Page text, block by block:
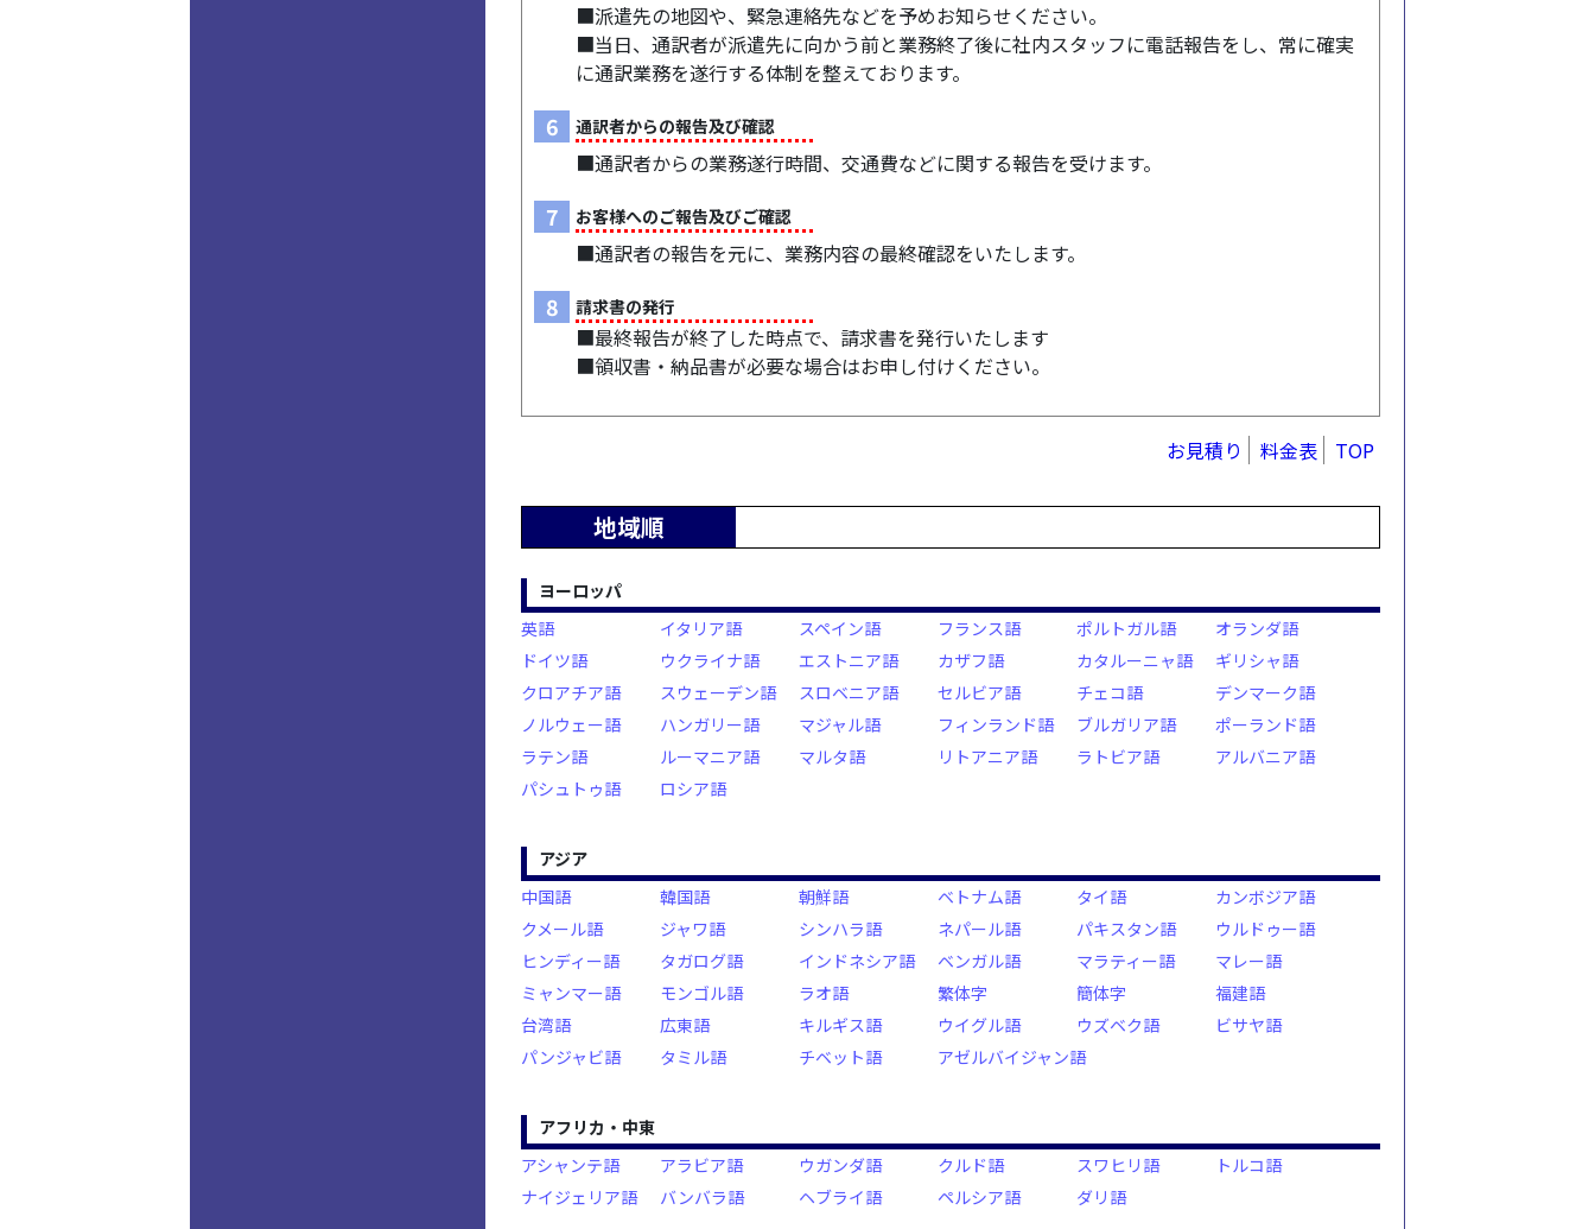
■派遣先の地図や、緊急連絡先などを予めお知らせください。
■当日、通訳者が派遣先に向かう前と業務終了後に社内スタッフに電話報告をし、常に確実
に通訳業務を遂行する体制を整えております。
6 通訳者からの報告及び確認
■通訳者からの業務遂行時間、交通費などに関する報告を受けます。
7 お客様へのご報告及びご確認
■通訳者の報告を元に、業務内容の最終確認をいたします。
8 請求書の発行
■最終報告が終了した時点で、請求書を発行いたします
■領収書・納品書が必要な場合はお申し付けください。
お見積り 料金表 TOP
地域順
ヨーロッパ
英語
イタリア語 スペイン語 フランス語 ポルトガル語
オランダ語
ドイツ語
ウクライナ語 エストニア語 カザフ語 カタルーニャ語
ギリシャ語
クロアチア語
スウェーデン語 スロベニア語 セルビア語 チェコ語
デンマーク語
ノルウェー語
ハンガリー語 マジャル語 フィンランド語 ブルガリア語
ポーランド語
ラテン語
ルーマニア語 マルタ語 リトアニア語 ラトビア語
アルバニア語
パシュトゥ語
ロシア語
アジア
中国語
韓国語 朝鮮語 ベトナム語 タイ語
カンボジア語
クメール語
ジャワ語 シンハラ語 ネパール語 パキスタン語
ウルドゥー語
ヒンディー語
タガログ語 インドネシア語 ベンガル語 マラティー語
マレー語
ミャンマー語
モンゴル語 ラオ語 繁体字 簡体字
福建語
台湾語
広東語 キルギス語 ウイグル語 ウズベク語
ビサヤ語
パンジャビ語
タミル語 チベット語 アゼルバイジャン語
アフリカ・中東
アシャンテ語
アラビア語 ウガンダ語 クルド語 スワヒリ語
トルコ語
ナイジェリア語
バンバラ語 ヘブライ語 ペルシア語 ダリ語